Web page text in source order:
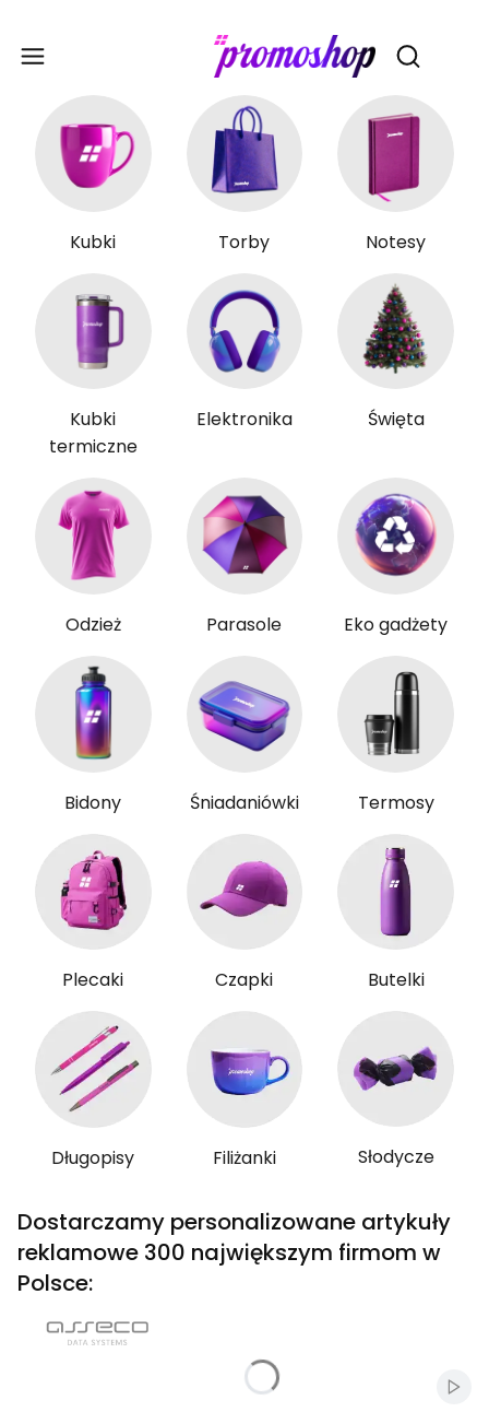
Otwórz
Kubki Torby Notesy
Kubki
termiczne
Elektronika Święta
Odzież Parasole Eko gadżety
Bidony Śniadaniówki Termosy
Plecaki Czapki Butelki
Długopisy Filiżanki Słodycze
Dostarczamy personalizowane artykuły
reklamowe 300 największym firmom w
Polsce: